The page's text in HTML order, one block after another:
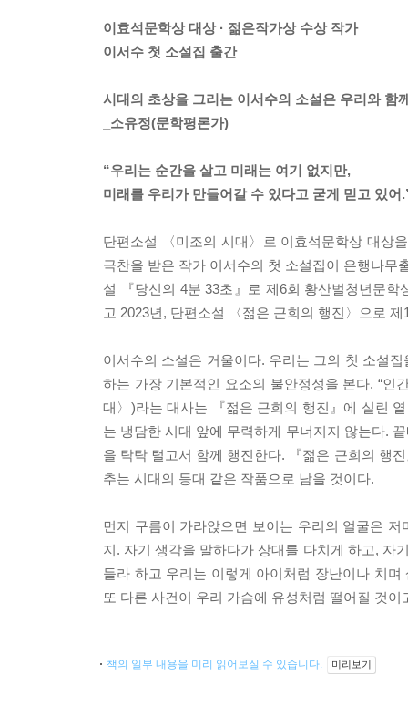
이효석문학상 대상 · 젊은작가상 수상 작가
이서수 첫 소설집 출간
시대의 초상을 그리는 이서수의 소설은 우리와 함
_소유정(문학평론가)
“우리는 순간을 살고 미래는 여기 없지만,
미래를 우리가 만들어갈 수 있다고 굳게 믿고 있어
단편소설 〈미조의 시대〉로 이효석문학상 대상
극찬을 받은 작가 이서수의 첫 소설집이 은행나
설 『당신의 4분 33초』로 제6회 황산벌청년문학
고 2023년, 단편소설 〈젊은 근희의 행진〉으로
이서수의 소설은 거울이다. 우리는 그의 첫 소설
하는 가장 기본적인 요소의 불안정성을 본다. “인
대〉)라는 대사는 『젊은 근희의 행진』에 실린
는 냉담한 시대 앞에 무력하게 무너지지 않는다.
을 탁탁 털고서 함께 행진한다. 『젊은 근희의 행
추는 시대의 등대 같은 작품으로 남을 것이다.
먼지 구름이 가라앉으면 보이는 우리의 얼굴은
지. 자기 생각을 말하다가 상대를 다치게 하고, 자
들라 하고 우리는 이렇게 아이처럼 장난이나 치
또 다른 사건이 우리 가슴에 유성처럼 떨어질 것
책의 일부 내용을 미리 읽어보실 수 있습니다. 미리보기